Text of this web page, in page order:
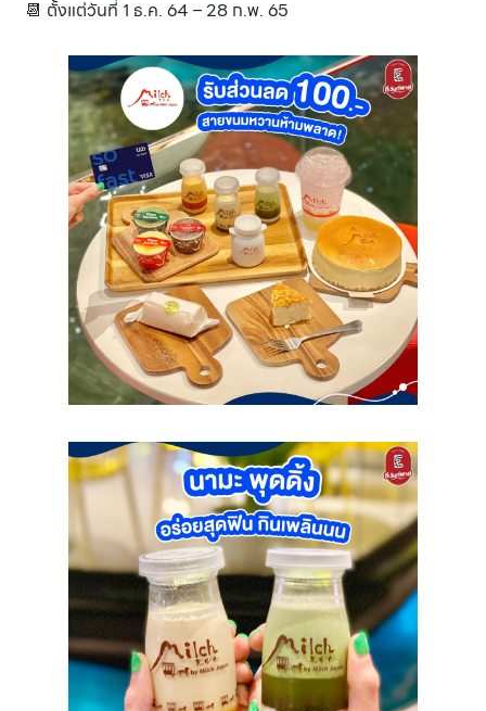
📆 ตั้งแต่วันที่ 1 ธ.ค. 64 – 28 ก.พ. 65